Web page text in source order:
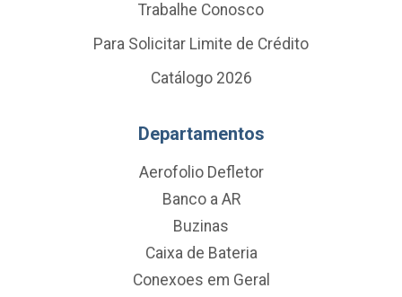
Trabalhe Conosco
Para Solicitar Limite de Crédito
Catálogo 2026
Departamentos
Aerofolio Defletor
Banco a AR
Buzinas
Caixa de Bateria
Conexoes em Geral